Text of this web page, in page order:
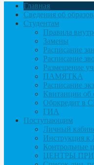
Главная
Сведения об
Студентам
Правила
Замены
Расписание
Расписание
Размещение
ПАМЯТКА
Расписание
Квитанции об
Обркредит в
ГИА
Поступающим
Личный
Инструкция к
Контрольные
ЦЕНТРЫ